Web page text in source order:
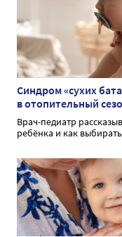
Синдром «сухих
в отопительный
Врач-педиатр
ребёнка и как